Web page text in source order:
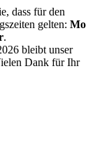
dass für den
gelten: Mo
.
bleibt unser
Dank für Ihr